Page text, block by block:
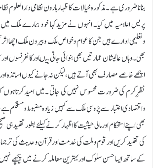
بنانا ضروری ہے ۔مذکورہ خیالات کا ظہار ہارون نظامی دارالعلوم
پریس اعلامیہ میں کیا۔ انہوں نے مزیدکہا خود ہمارے ملک
وتعلیمی ادارے ہیں جن کا عوام وخواص ملک وبیرون ملک اچھا
بھی۔وہاں عالیشان عمارتیں بھی بنوائی جاتی ہیںاورکانفرنسوں
اچھے خاصے مصارف بھی آتے ہیں،لیکن نہ جانے کیوں اساتذہ
نظرِکرم کی ضرورت محسوس نہیں کی جاتی ۔میں امیدکرتاہوں
واقتصادی اعتبار سے پڑوسی ملک سے کہیں زیادہ مضبوط ومستحکم
بھی اپنے استحکام اور مالی حیثیت کا اظہار کرنے کیلئے بطور تقلید
کی تقلید کریں اور قوم وملت کی خدمت اورقرآن وحدیث کی
کے ساتھ ایسا حسن سلوک اوربہترین معاملہ کرنے میں پیچھے